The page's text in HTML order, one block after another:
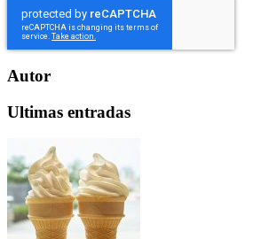
Autor
Ultimas entradas